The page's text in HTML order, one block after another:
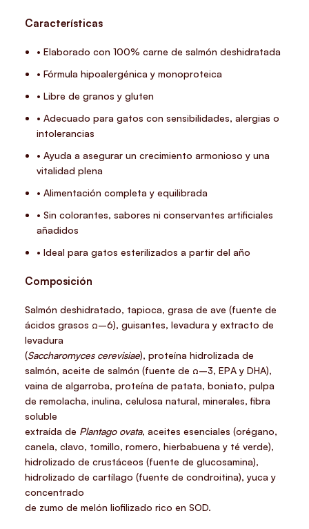
Características
• Elaborado con 100% carne de salmón deshidratada
• Fórmula hipoalergénica y monoproteica
• Libre de granos y gluten
• Adecuado para gatos con sensibilidades, alergias o
intolerancias
• Ayuda a asegurar un crecimiento armonioso y una
vitalidad plena
• Alimentación completa y equilibrada
• Sin colorantes, sabores ni conservantes artificiales
añadidos
• Ideal para gatos esterilizados a partir del año
Composición
Salmón deshidratado, tapioca, grasa de ave (fuente de
ácidos grasos Ω–6), guisantes, levadura y extracto de
levadura
(Saccharomyces cerevisiae), proteína hidrolizada de
salmón, aceite de salmón (fuente de Ω–3, EPA y DHA),
vaina de algarroba, proteína de patata, boniato, pulpa
de remolacha, inulina, celulosa natural, minerales, fibra
soluble
extraída de Plantago ovata, aceites esenciales (orégano,
canela, clavo, tomillo, romero, hierbabuena y té verde),
hidrolizado de crustáceos (fuente de glucosamina),
hidrolizado de cartílago (fuente de condroitina), yuca y
concentrado
de zumo de melón liofilizado rico en SOD.